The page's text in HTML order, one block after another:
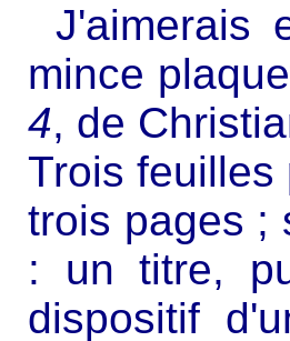
J'aimerais
mince
4, de
Trois feuilles
trois pages ;
: un titre,
dispositif